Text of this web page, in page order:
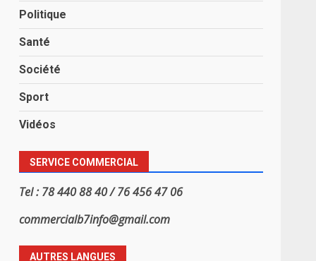
Politique
Santé
Société
Sport
Vidéos
SERVICE COMMERCIAL
Tel : 78 440 88 40 / 76 456 47 06
commercialb7info@gmail.com
AUTRES LANGUES